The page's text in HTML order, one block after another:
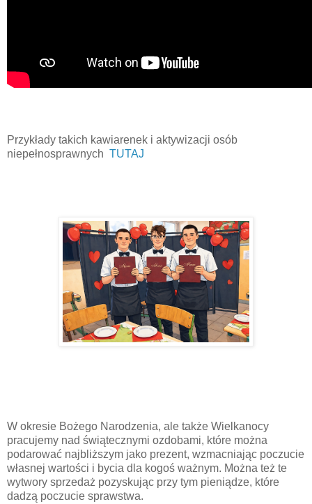
Przykłady takich kawiarenek i aktywizacji osób
niepełnosprawnych TUTAJ
W okresie Bożego Narodzenia, ale także Wielkanocy
pracujemy nad świątecznymi ozdobami, które można
podarować najbliższym jako prezent, wzmacniając poczucie
własnej wartości i bycia dla kogoś ważnym. Można też te
wytwory sprzedaż pozyskując przy tym pieniądze, które
dadzą poczucie sprawstwa.